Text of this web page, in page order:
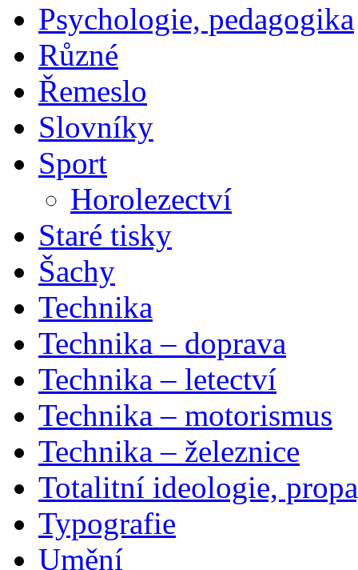
Psychologie, pedagogika
Různé
Řemeslo
Slovníky
Sport
Horolezectví
Staré tisky
Šachy
Technika
Technika – doprava
Technika – letectví
Technika – motorismus
Technika – železnice
Totalitní ideologie,
Typografie
Umění